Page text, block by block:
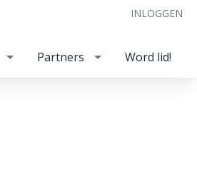
INLOGGEN
Partners Word lid!